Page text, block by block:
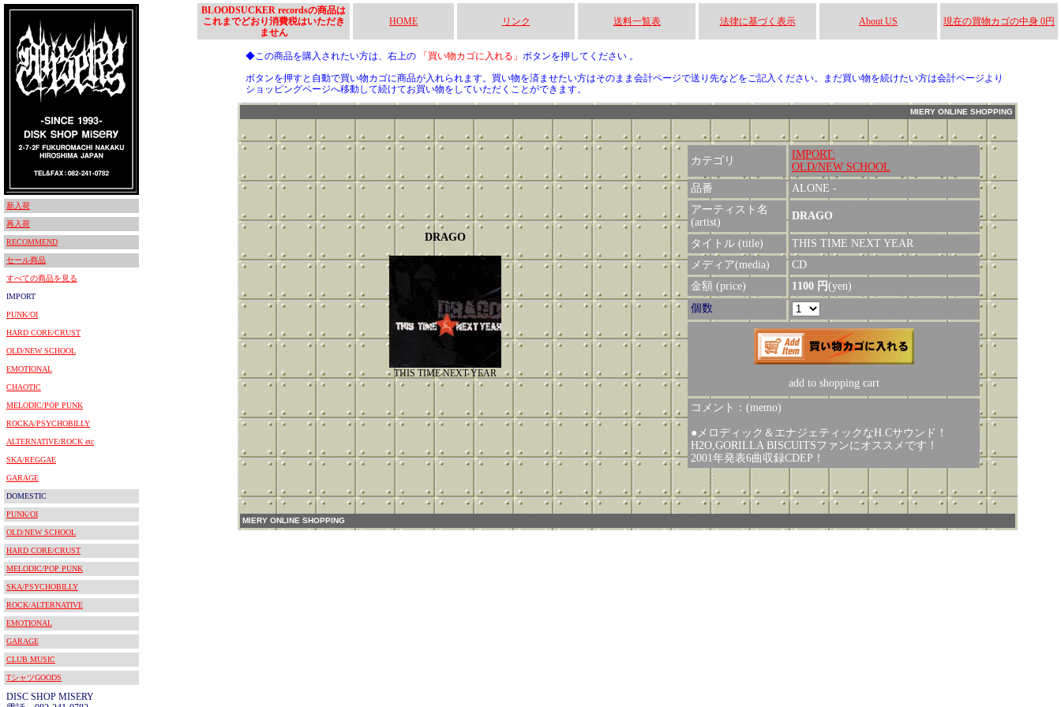
新入荷
再入荷
RECOMMEND
セール商品
すべての商品を見る
IMPORT
PUNK/OI
HARD CORE/CRUST
OLD/NEW SCHOOL
EMOTIONAL
CHAOTIC
MELODIC/POP PUNK
ROCKA/PSYCHOBILLY
ALTERNATIVE/ROCK etc
SKA/REGGAE
GARAGE
DOMESTIC
PUNK/OI
OLD/NEW SCHOOL
HARD CORE/CRUST
MELODIC/POP PUNK
SKA/PSYCHOBILLY
ROCK/ALTERNATIVE
EMOTIONAL
GARAGE
CLUB MUSIC
TシャツGOODS
DISC SHOP MISERY
BLOODSUCKER recordsの商品は
これまでどおり消費税はいただき
ません
HOME リンク 送料一覧表 法律に基づく表示 About US 現在の買物カゴの中身 0円
◆この商品を購入されたい方は、右上の 「買い物カゴに入れる」 ボタンを押してください 。
ボタンを押すと自動で買い物カゴに商品が入れられます。買い物を済ませたい方はそのまま会計ページで送り先などをご記入ください。まだ買い物を続けたい方は会計ページより
ショッピングページへ移動して続けてお買い物をしていただくことができます。
MIERY ONLINE SHOPPING
DRAGO
THIS TIME NEXT YEAR
カテゴリ
IMPORT:
OLD/NEW SCHOOL
品番
ALONE -
アーティスト名
(artist)
DRAGO
タイトル (title)
THIS TIME NEXT YEAR
メディア(media)
CD
金額 (price)
1100 円(yen)
個数
add to shopping cart
コメント：(memo)
●メロディック＆エナジェティックなH.Cサウンド！
H2O,GORILLA BISCUITSファンにオススメです！
2001年発表6曲収録CDEP！
MIERY ONLINE SHOPPING